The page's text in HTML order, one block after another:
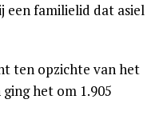
een familielid dat asiel
ten opzichte van het
het om 1.905